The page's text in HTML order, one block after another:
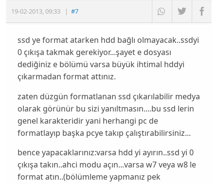
19-02-2013,09:33 |#7
ssd ye format atarken hdd bağlı olmayacak..ssdyi
0 çıkışa takmak gerekiyor...şayet e dosyası
dediğiniz e bölümü varsa büyük ihtimal hddyi
çıkarmadan format attınız.
zaten düzgün formatlanan ssd çıkarılabilir medya
olarak görünür bu sizi yanıltmasın....bu ssd lerin
genel karakteridir yani herhangi pc de
formatlayıp başka pcye takıp çalıştırabilirsiniz...
bence yapacaklarınız:varsa hdd yi ayırın..ssd yi 0
çıkışa takın..ahci modu açın...varsa w7 veya w8 le
format atın..(bölümleme yapmanız pek